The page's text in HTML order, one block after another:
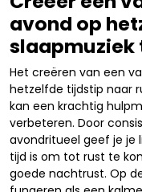
avond op
slaapmuziek
Het creëren van een
hetzelfde tijdstip naar
kan een krachtig
verbeteren. Door
avondritueel geef je je
tijd is om tot rust te
goede nachtrust. Op